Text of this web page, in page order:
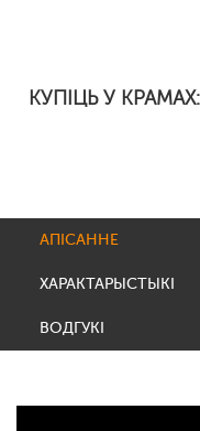
КУПІЦЬ У КРАМАХ:
АПІСАННЕ
ХАРАКТАРЫСТЫКІ
ВОДГУКІ